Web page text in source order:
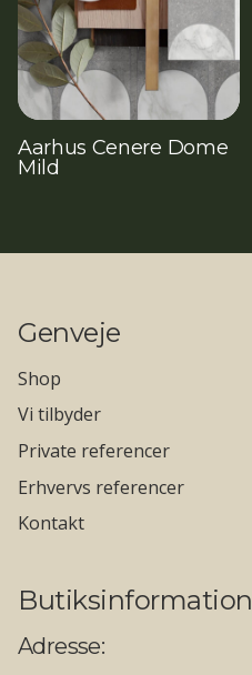
Aarhus Cenere Dome
Mild
Genveje
Shop
Vi tilbyder
Private referencer
Erhvervs referencer
Kontakt
Butiksinformation
Adresse: